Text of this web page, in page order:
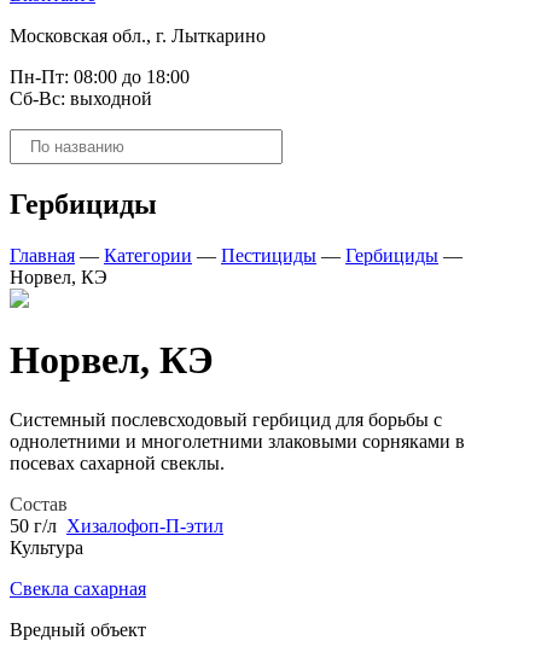
Московская обл., г. Лыткарино
Пн-Пт: 08:00 до 18:00
Сб-Вс: выходной
Поиск
товаров
Гербициды
Главная — Категории — Пестициды — Гербициды —
Норвел, КЭ
Норвел, КЭ
Системный послевсходовый гербицид для борьбы с
однолетними и многолетними злаковыми сорняками в
посевах сахарной свеклы.
Состав
50 г/л Хизалофоп-П-этил
Культура
Свекла сахарная
Вредный объект